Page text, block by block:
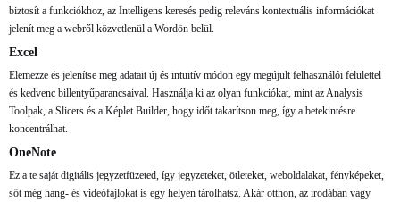
biztosít a funkciókhoz, az Intelligens keresés pedig releváns kontextuális információkat
jelenít meg a webről közvetlenül a Wordön belül.
Excel
Elemezze és jelenítse meg adatait új és intuitív módon egy megújult felhasználói felülettel
és kedvenc billentyűparancsaival. Használja ki az olyan funkciókat, mint az Analysis
Toolpak, a Slicers és a Képlet Builder, hogy időt takarítson meg, így a betekintésre
koncentrálhat.
OneNote
Ez a te saját digitális jegyzetfüzeted, így jegyzeteket, ötleteket, weboldalakat, fényképeket,
sőt még hang- és videófájlokat is egy helyen tárolhatsz. Akár otthon, az irodában vagy